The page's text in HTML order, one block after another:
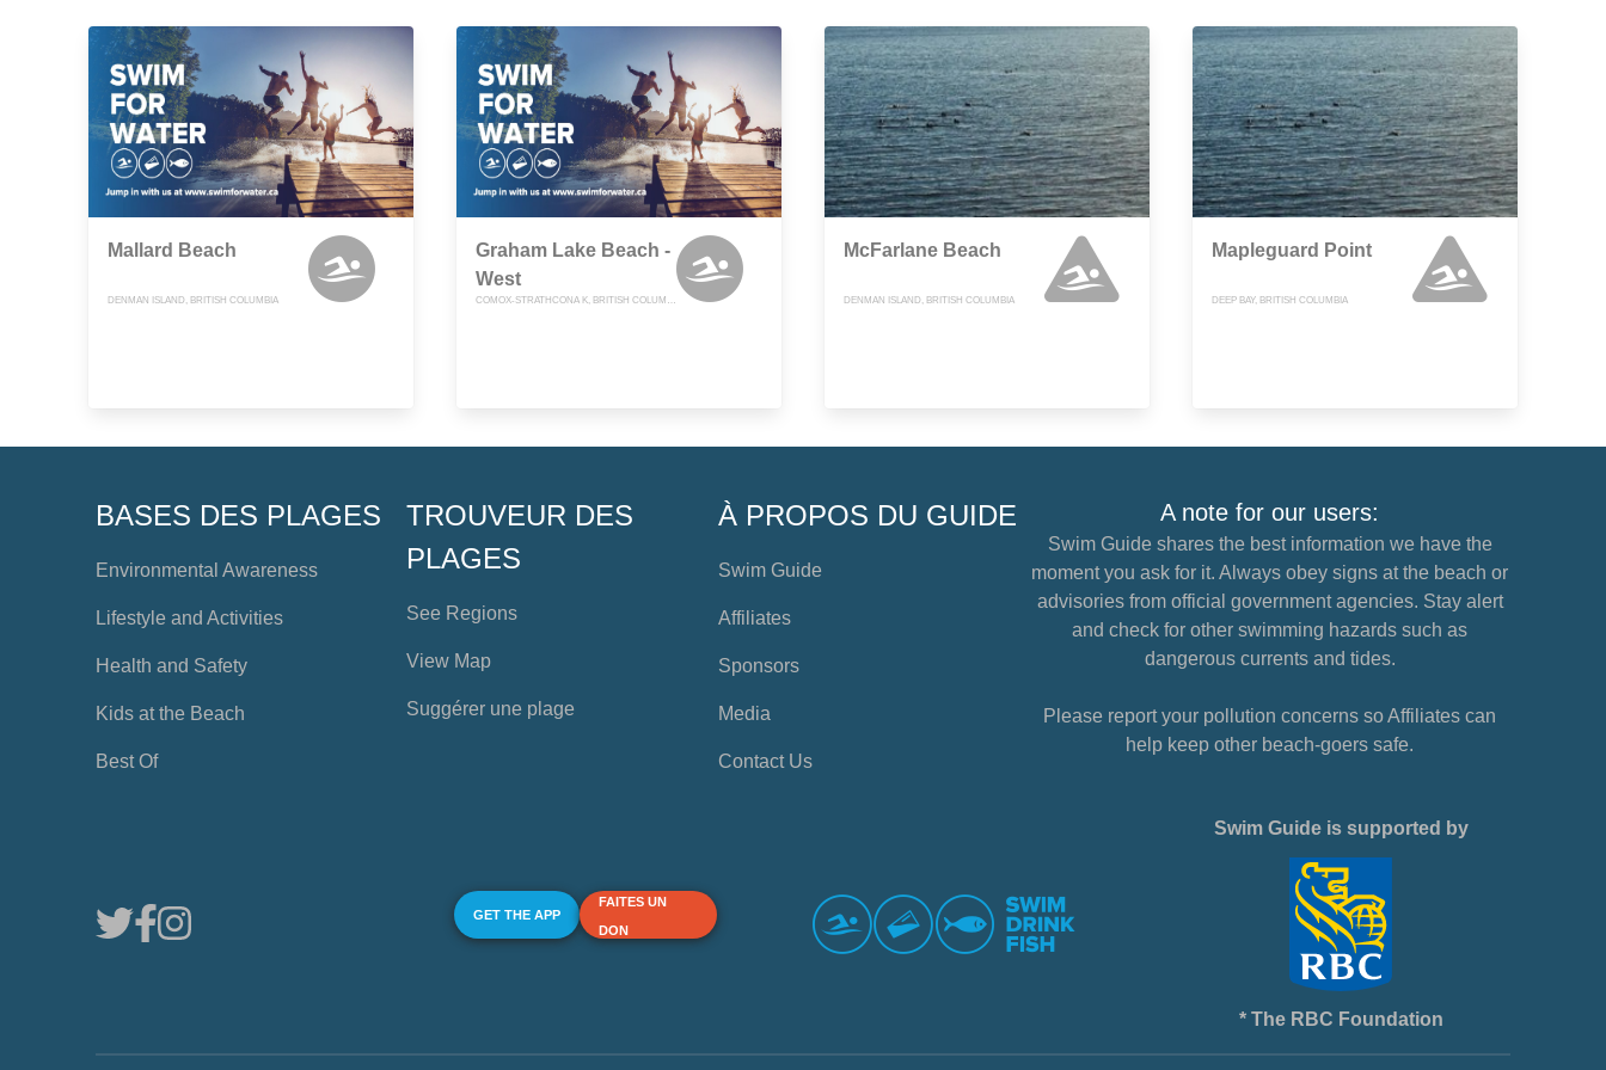
Mallard Beach
DENMAN ISLAND, BRITISH COLUMBIA
Graham Lake Beach -
West
COMOX-STRATHCONA K, BRITISH COLUMBIA
McFarlane Beach
DENMAN ISLAND, BRITISH COLUMBIA
Mapleguard Point
DEEP BAY, BRITISH COLUMBIA
BASES DES PLAGES
Environmental Awareness
Lifestyle and Activities
Health and Safety
Kids at the Beach
Best Of
TROUVEUR DES
PLAGES
See Regions
View Map
Suggérer une plage
À PROPOS DU GUIDE
Swim Guide
Affiliates
Sponsors
Media
Contact Us
A note for our users:
Swim Guide shares the best information we have the
moment you ask for it. Always obey signs at the beach or
advisories from official government agencies. Stay alert
and check for other swimming hazards such as
dangerous currents and tides.
Please report your pollution concerns so Affiliates can
help keep other beach-goers safe.
GET THE APP
FAITES UN
DON
Swim Guide is supported by
* The RBC Foundation